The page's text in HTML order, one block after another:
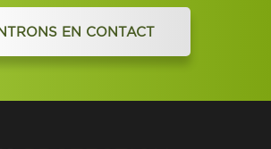
EN CONTACT